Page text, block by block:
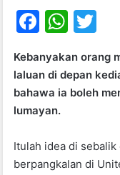
F
c
e
b
o
o
W
at
s
p
p
itt
er
Kebanyakan orang
laluan di depan
bahawa ia boleh
lumayan.
Itulah idea di
berpangkalan di